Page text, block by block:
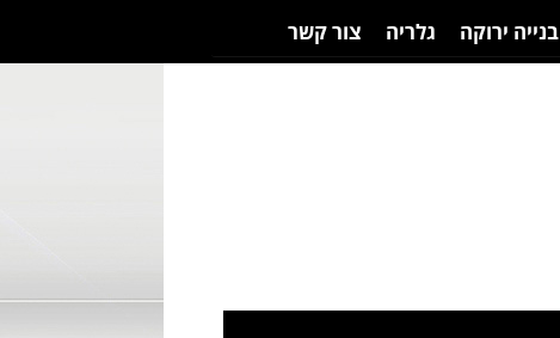
בנייה ירוקה גלריה צור קשר